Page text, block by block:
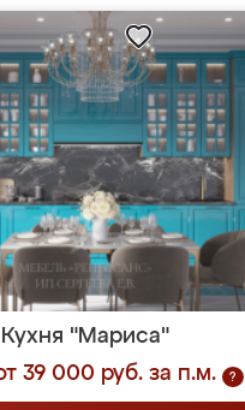
Кухня "Мариса"
39 000 руб. за п.м.
?